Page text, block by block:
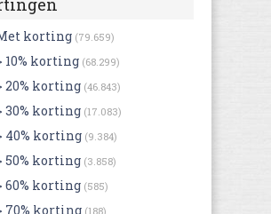
Only
(9)
(12)
(36)
(1.791)
korting (79.659)
10% korting (68.299)
20% korting (46.843)
30% korting (17.083)
40% korting (9.384)
50% korting (3.858)
60% korting (585)
70% korting (188)